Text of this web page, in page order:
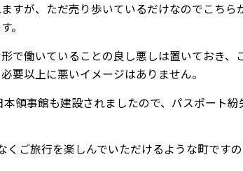
すが、ただ売り歩いているだけなのでこち
。
で働いていることの良し悪しは置いておき
要以上に悪いイメージはありません。
領事館も建設されましたので、パスポート
ご旅行を楽しんでいただけるような町ですの